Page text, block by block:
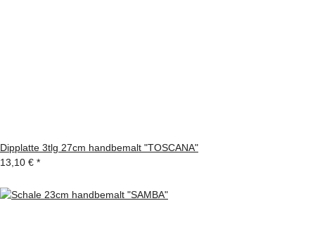
Dipplatte 3tlg 27cm handbemalt "TOSCANA"
13,10 € *